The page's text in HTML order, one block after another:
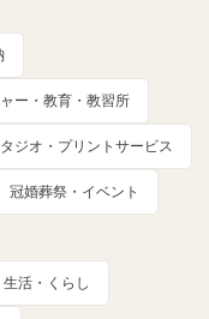
ー・教育・教習所
ジオ・プリントサービス
冠婚葬祭・イベント
生活・くらし